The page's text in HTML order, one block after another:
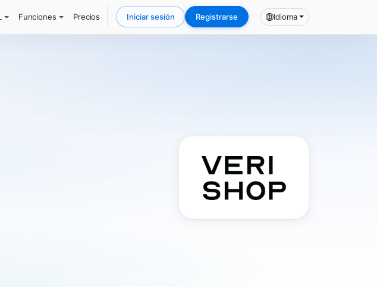
Funciones Precios Iniciar sesión Registrarse Idioma